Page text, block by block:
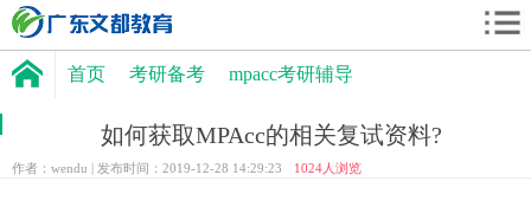
首页 考研备考 mpacc考研辅导
如何获取MPAcc的相关复试资料?
作者：wendu | 发布时间：2019-12-28 14:29:23 1024 人浏览